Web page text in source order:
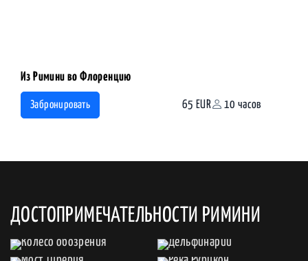
Из Римини во Флоренцию
Забронировать 65 EUR 10 часов
ДОСТОПРИМЕЧАТЕЛЬНОСТИ РИМИНИ